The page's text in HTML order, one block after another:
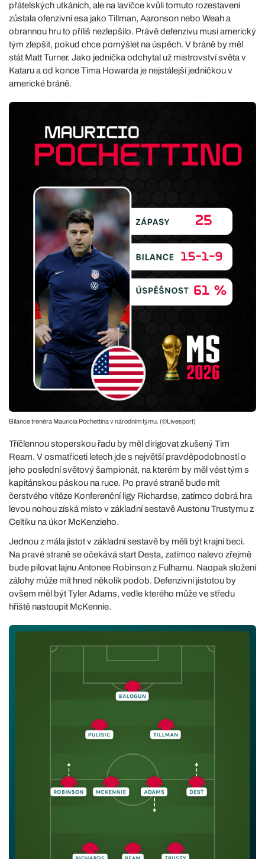
přátelských utkáních, ale na lavičce kvůli tomuto rozestavení
zůstala ofenzivní esa jako Tillman, Aaronson nebo Weah a
obrannou hru to příliš nezlepšilo. Právě defenzivu musí americký
tým zlepšit, pokud chce pomýšlet na úspěch. V bráně by měl
stát Matt Turner. Jako jednička odchytal už mistrovství světa v
Kataru a od konce Tima Howarda je nejstálejší jedničkou v
americké bráně.
Bilance trenéra Mauricia Pochettina v národním týmu. (©Livesport)
Tříčlennou stoperskou řadu by měl dirigovat zkušený Tim
Ream. V osmatřiceti letech jde s největší pravděpodobností o
jeho poslední světový šampionát, na kterém by měl vést tým s
kapitánskou páskou na ruce. Po pravé straně bude mít
čerstvého vítěze Konferenční ligy Richardse, zatímco dobrá hra
levou nohou získá místo v základní sestavě Austonu Trustymu z
Celtiku na úkor McKenzieho.
Jednou z mála jistot v základní sestavě by měli být krajní beci.
Na pravé straně se očekává start Desta, zatímco nalevo zřejmě
bude pilovat lajnu Antonee Robinson z Fulhamu. Naopak složení
zálohy může mít hned několik podob. Defenzivní jistotou by
ovšem měl být Tyler Adams, vedle kterého může ve středu
hřiště nastoupit McKennie.